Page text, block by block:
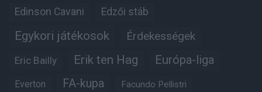
Edinson Cavani Edzői stáb
Egykori játékosok Érdekességek
Eric Bailly Erik ten Hag Európa-liga
Everton FA-kupa Facundo Pellistri